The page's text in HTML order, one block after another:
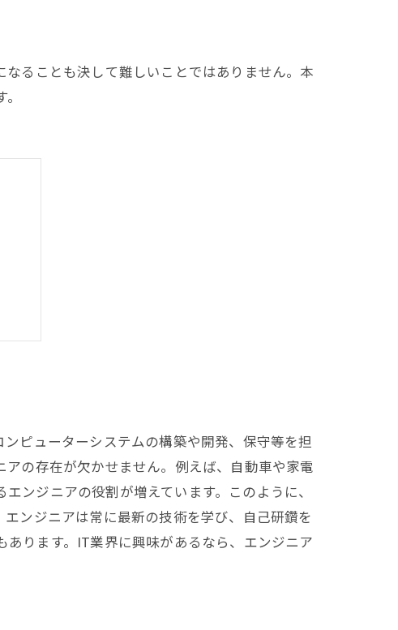
ることも決して難しいことではありません。本
ピューターシステムの構築や開発、保守等を担
の存在が欠かせません。例えば、自動車や家電
ンジニアの役割が増えています。このように、
ンジニアは常に最新の技術を学び、自己研鑽を
ります。IT業界に興味があるなら、エンジニア